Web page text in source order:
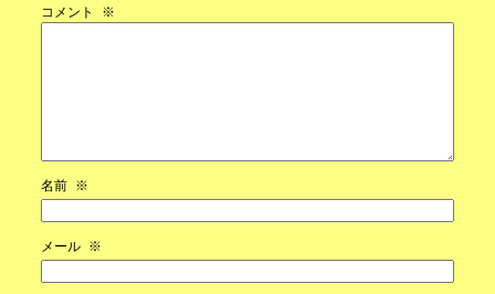
コメント ※
名前 ※
メール ※